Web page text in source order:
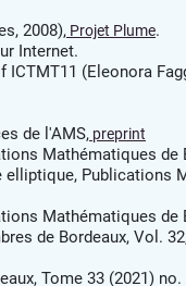
2008), Projet Plume.
Internet.
(Eleonora
de l'AMS, preprint
Mathématiques de
Publications
Mathématiques de
de Bordeaux, Vol.
Tome 33 (2021) no.